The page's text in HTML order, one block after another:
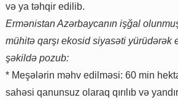
və ya təhqir edilib.
Ermənistan Azərbaycanın işğal
mühitə qarşı ekosid siyasəti yürüdərək
şəkildə pozub:
* Meşələrin məhv edilməsi: 60 min
sahəsi qanunsuz olaraq qırılıb və